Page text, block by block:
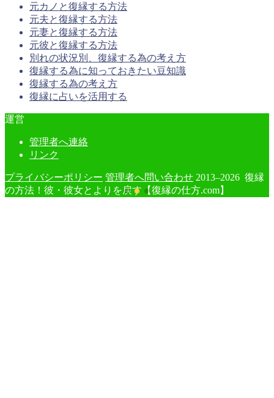
元カノと復縁する方法
元夫と復縁する方法
元妻と復縁する方法
元彼と復縁する方法
別れの状況別、復縁する為の考え方
復縁する為に知っておきたい豆知識
復縁する為の考え方
復縁に占いを活用する
運営
管理者へ連絡
リンク
プライバシーポリシー 管理者へ問い合わせ 2013–2026 復縁
の方法！彼・彼女とよりを戻す【復縁の仕方.com】